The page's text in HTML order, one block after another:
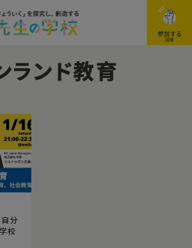
参加する
JOIN
ランド教育
自分
校